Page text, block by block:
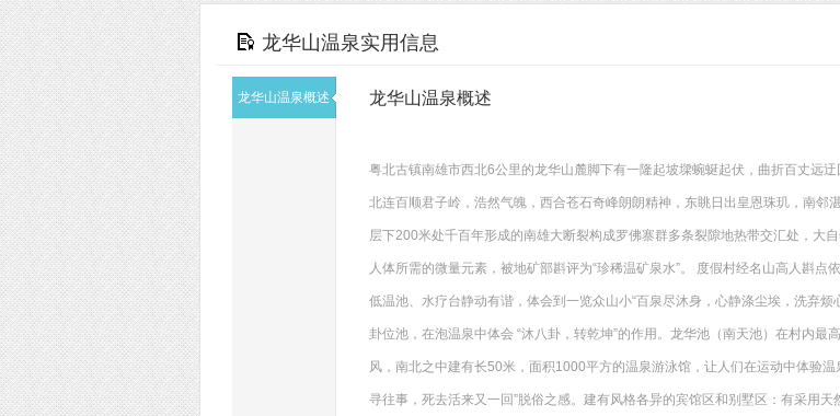
龙华山温泉实用信息
龙华山温泉概述 龙华山温泉概述
粤北古镇南雄市西北6公里的龙华山麓脚下有一隆起坡墚蜿蜒起伏，曲折百丈远
北连百顺君子岭，浩然气魄，西合苍石奇峰朗朗精神，东眺日出皇恩珠玑，南
层下200米处千百年形成的南雄大断裂构成罗佛寨群多条裂隙地热带交汇处，大
人体所需的微量元素，被地矿部斟评为“珍稀温矿泉水”。 度假村经名山高人斟
低温池、水疗台静动有谐，体会到一览众山小“百泉尽沐身，心静涤尘埃，洗弃
卦位池，在泡温泉中体会 “沐八卦，转乾坤”的作用。龙华池（南天池）在村内
风，南北之中建有长50米，面积1000平方的温泉游泳馆，让人们在运动中体验
寻往事，死去活来又一回”脱俗之感。建有风格各异的宾馆区和别墅区：有采用